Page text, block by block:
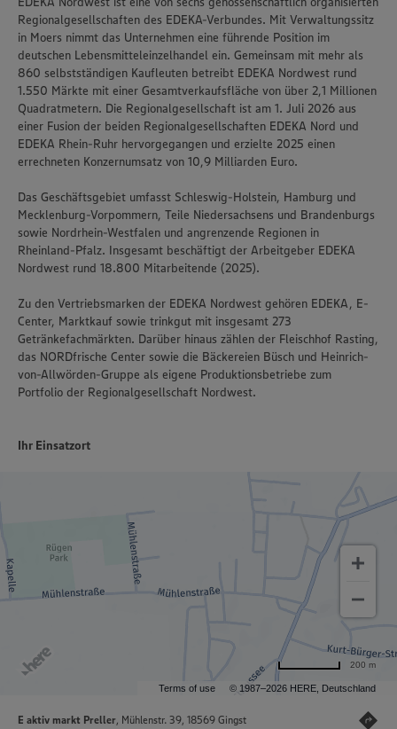
Regionalgesellschaften des EDEKA-Verbundes. Mit Verwaltungssitz
in Moers nimmt das Unternehmen eine führende Position im
deutschen Lebensmitteleinzelhandel ein. Gemeinsam mit mehr als
860 selbstständigen Kaufleuten betreibt EDEKA Nordwest rund
1.550 Märkte mit einer Gesamtverkaufsfläche von über 2,1 Millionen
Quadratmetern. Die Regionalgesellschaft ist am 1. Juli 2026 aus
einer Fusion der beiden Regionalgesellschaften EDEKA Nord und
EDEKA Rhein-Ruhr hervorgegangen und erzielte 2025 einen
errechneten Konzernumsatz von 10,9 Milliarden Euro.
Das Geschäftsgebiet umfasst Schleswig-Holstein, Hamburg und
Mecklenburg-Vorpommern, Teile Niedersachsens und Brandenburgs
sowie Nordrhein-Westfalen und angrenzende Regionen in
Rheinland-Pfalz. Insgesamt beschäftigt der Arbeitgeber EDEKA
Nordwest rund 18.800 Mitarbeitende (2025).
Zu den Vertriebsmarken der EDEKA Nordwest gehören EDEKA, E-
Center, Marktkauf sowie trinkgut mit insgesamt 273
Getränkefachmärkten. Darüber hinaus zählen der Fleischhof Rasting,
das NORDfrische Center sowie die Bäckereien Büsch und Heinrich-
von-Allwörden-Gruppe als eigene Produktionsbetriebe zum
Portfolio der Regionalgesellschaft Nordwest.
Ihr Einsatzort
Terms of use © 1987–2026 HERE, Deutschland
200 m
E aktiv markt Preller, Mühlenstr. 39, 18569 Gingst